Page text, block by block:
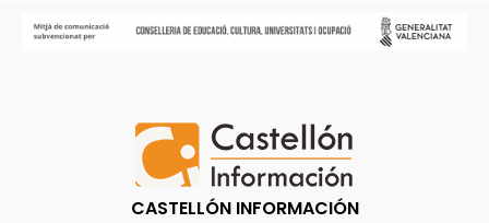
CASTELLÓN INFORMACIÓN